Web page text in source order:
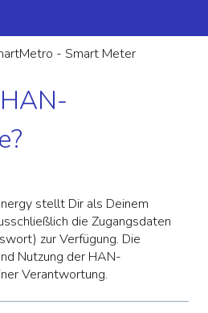
- Smart Meter
stellt Dir als Deinem
die Zugangsdaten
zur Verfügung. Die
Nutzung der HAN-
Verantwortung.